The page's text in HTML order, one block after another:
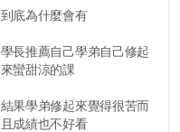
到底為什麼會有
學長推薦自己學弟自己修起
來蠻甜涼的課
結果學弟修起來覺得很苦而
且成績也不好看